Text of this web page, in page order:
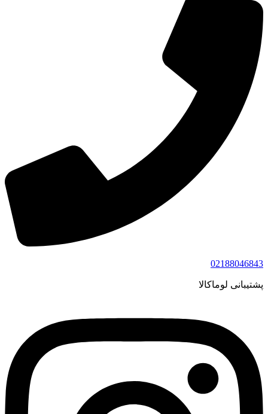
02188046843
پشتیبانی لوماکالا